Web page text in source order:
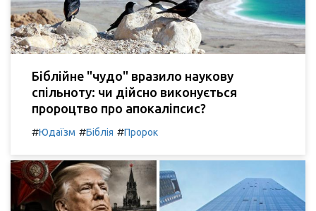
Біблійне "чудо" вразило наукову
спільноту: чи дійсно виконується
пророцтво про апокаліпсис?
#Юдаїзм #Біблія #Пророк